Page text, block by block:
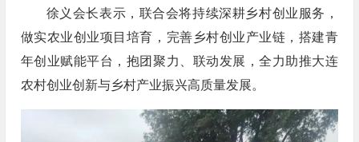
徐义会长表示，联合会将持续深耕乡村创业服务，
做实农业创业项目培育，完善乡村创业产业链，搭建青
年创业赋能平台，抱团聚力、联动发展，全力助推大连
农村创业创新与乡村产业振兴高质量发展。